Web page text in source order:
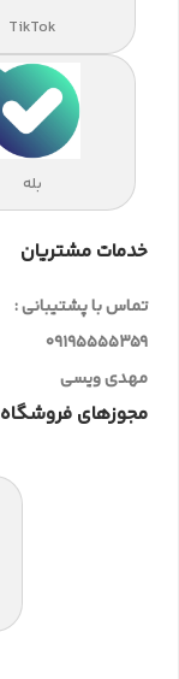
TikTok
بله
خدمات مشتریان
تماس با پشتیبانی :
09195555359
مهدی ویسی
مجوزهای فروشگاه